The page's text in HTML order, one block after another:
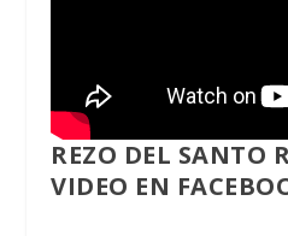
REZO DEL SANTO
VIDEO EN